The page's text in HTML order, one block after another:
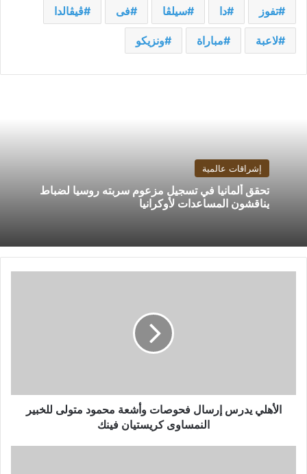
تفوز دا سيلڤا فى ڤيڤالدا
لاعبة مباراة ونزيكو
إشراقات عالمية
تحقق ألمانيا في تسجيل مزعوم سربته روسيا لضباط
يناقشون المساعدات لأوكرانيا
النمساوى
كريستيان
الأهلي يدرس إرسال فحوصات وأشعة محمود متولى للخبير
النمساوى كريستيان فينك